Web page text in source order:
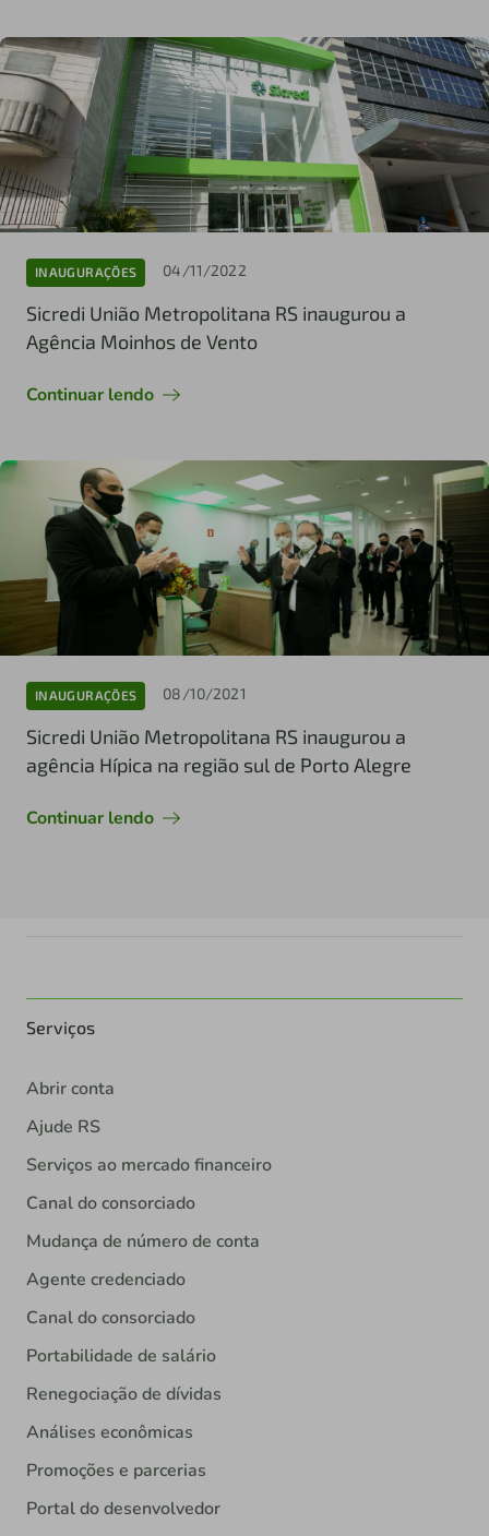
INAUGURAÇÕES 04/11/2022
Sicredi União Metropolitana RS inaugurou a
Agência Moinhos de Vento
Continuar lendo
INAUGURAÇÕES 08/10/2021
Sicredi União Metropolitana RS inaugurou a
agência Hípica na região sul de Porto Alegre
Continuar lendo
Serviços
Abrir conta
Ajude RS
Serviços ao mercado financeiro
Canal do consorciado
Mudança de número de conta
Agente credenciado
Canal do consorciado
Portabilidade de salário
Renegociação de dívidas
Análises econômicas
Promoções e parcerias
Portal do desenvolvedor